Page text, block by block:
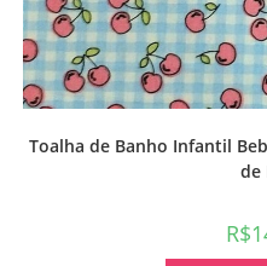
Toalha de Banho Infantil
de
R$